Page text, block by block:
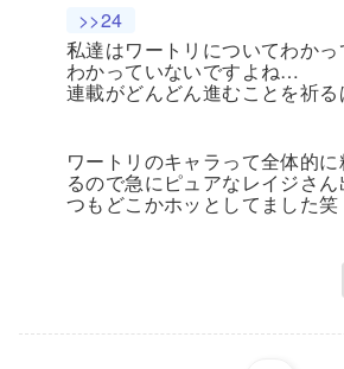
>>24
私達はワートリについてわか
わかっていないですよね…
連載がどんどん進むことを祈
ワートリのキャラって全体的に
るので急にピュアなレイジさ
つもどこかホッとしてました笑